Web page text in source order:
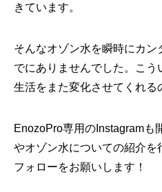
きています。
そんなオゾン水を瞬時にカン
でにありませんでした。こ
生活をまた変化させてくれる
EnozoPro専用のInstagramも
やオゾン水についての紹介
フォローをお願いします！